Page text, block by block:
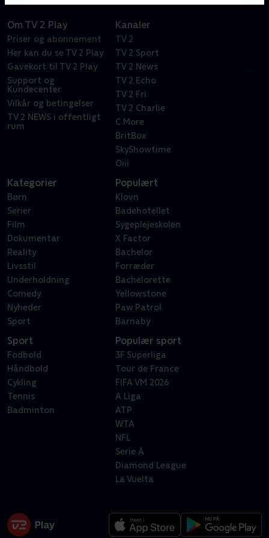
Om TV 2 Play
Priser og abonnement
Her kan du se TV 2 Play
Gavekort til TV 2 Play
Support og
Kundecenter
Vilkår og betingelser
TV 2 NEWS i offentligt
rum
Kanaler
TV 2
TV 2 Sport
TV 2 News
TV 2 Echo
TV 2 Fri
TV 2 Charlie
C More
BritBox
SkyShowtime
Oiii
Kategorier
Børn
Serier
Film
Dokumentar
Reality
Livsstil
Underholdning
Comedy
Nyheder
Sport
Populært
Klovn
Badehotellet
Sygeplejeskolen
X Factor
Bachelor
Forræder
Bachelorette
Yellowstone
Paw Patrol
Barnaby
Sport
Fodbold
Håndbold
Cykling
Tennis
Badminton
Populær sport
3F Superliga
Tour de France
FIFA VM 2026
A Liga
ATP
WTA
NFL
Serie A
Diamond League
La Vuelta